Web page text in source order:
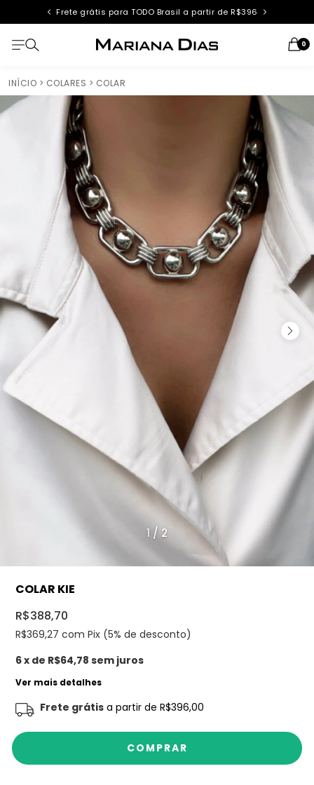
Frete grátis para TODO Brasil a partir de R$396
0
INÍCIO > COLARES > COLAR
1/2
COLAR KIE
R$388,70
R$369,27 com Pix (5% de desconto)
6x de R$64,78 sem juros
Ver mais detalhes
Frete grátis a partir de R$396,00